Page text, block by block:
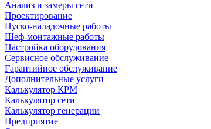
Анализ и замеры сети
Проектирование
Пуско-наладочные работы
Шеф-монтажные работы
Настройка оборудования
Сервисное обслуживание
Гарантийное обслуживание
Дополнительные услуги
Калькулятор КРМ
Калькулятор сети
Калькулятор генерации
Предприятие